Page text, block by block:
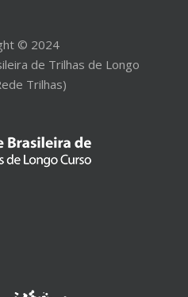
© 2024
de Trilhas de Longo
Trilhas)